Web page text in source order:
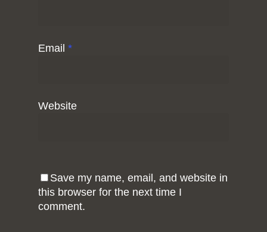
Email *
Website
Save my name, email, and website in
this browser for the next time I
comment.